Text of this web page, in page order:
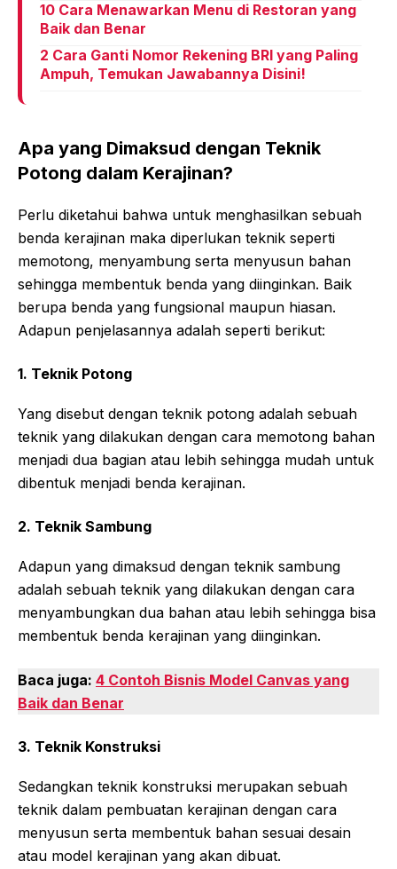
10 Cara Menawarkan Menu di Restoran yang
Baik dan Benar
2 Cara Ganti Nomor Rekening BRI yang Paling
Ampuh, Temukan Jawabannya Disini!
Apa yang Dimaksud dengan Teknik
Potong dalam Kerajinan?
Perlu diketahui bahwa untuk menghasilkan sebuah
benda kerajinan maka diperlukan teknik seperti
memotong, menyambung serta menyusun bahan
sehingga membentuk benda yang diinginkan. Baik
berupa benda yang fungsional maupun hiasan.
Adapun penjelasannya adalah seperti berikut:
1. Teknik Potong
Yang disebut dengan teknik potong adalah sebuah
teknik yang dilakukan dengan cara memotong bahan
menjadi dua bagian atau lebih sehingga mudah untuk
dibentuk menjadi benda kerajinan.
2. Teknik Sambung
Adapun yang dimaksud dengan teknik sambung
adalah sebuah teknik yang dilakukan dengan cara
menyambungkan dua bahan atau lebih sehingga bisa
membentuk benda kerajinan yang diinginkan.
Baca juga: 4 Contoh Bisnis Model Canvas yang
Baik dan Benar
3. Teknik Konstruksi
Sedangkan teknik konstruksi merupakan sebuah
teknik dalam pembuatan kerajinan dengan cara
menyusun serta membentuk bahan sesuai desain
atau model kerajinan yang akan dibuat.